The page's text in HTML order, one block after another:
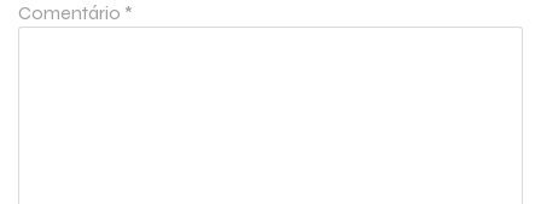
Comentário *